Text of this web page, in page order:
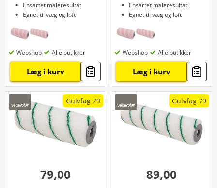
Ensartet maleresultat
Egnet til væg og loft
Webshop Alle butikker
Læg i kurv
Ensartet maleresultat
Egnet til væg og loft
Webshop Alle butikker
Læg i kurv
Gulvfag 79
79,00
Gulvfag 79
89,00